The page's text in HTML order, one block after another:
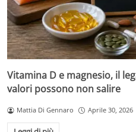
Vitamina D e magnesio, il
valori possono non salire
Mattia Di Gennaro Aprile 30, 2026